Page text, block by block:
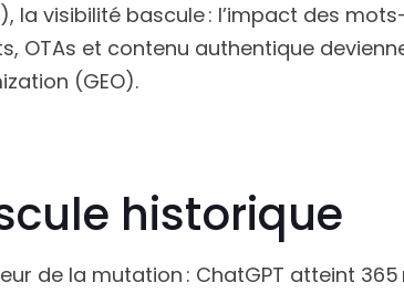
la visibilité bascule : l’impact des
OTAs et contenu authentique
(GEO).
historique
de la mutation : ChatGPT atteint